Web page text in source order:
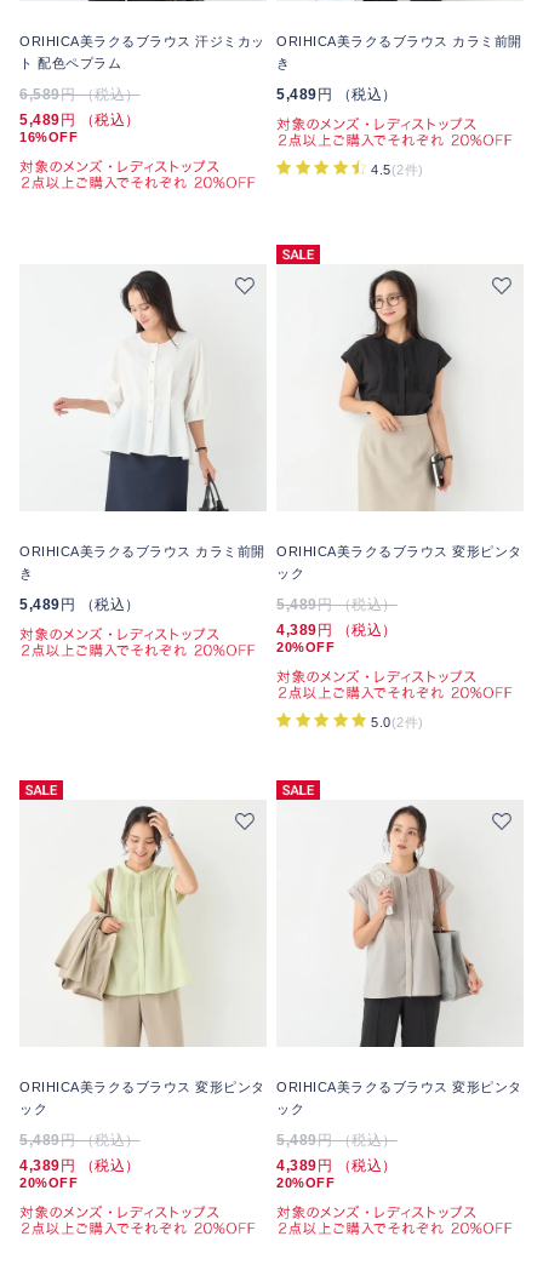
ORIHICA美ラクるブラウス 汗ジミカッ
ト 配色ペプラム
6,589円 （税込）
5,489 円 （税込）
16%OFF
ORIHICA美ラクるブラウス カラミ前開
き
5,489 円 （税込）
4.5(2件)
ORIHICA美ラクるブラウス カラミ前開
き
5,489 円 （税込）
ORIHICA美ラクるブラウス 変形ピンタ
ック
5,489円 （税込）
4,389 円 （税込）
20%OFF
5.0(2件)
ORIHICA美ラクるブラウス 変形ピンタ
ック
5,489円 （税込）
4,389 円 （税込）
20%OFF
ORIHICA美ラクるブラウス 変形ピンタ
ック
5,489円 （税込）
4,389 円 （税込）
20%OFF